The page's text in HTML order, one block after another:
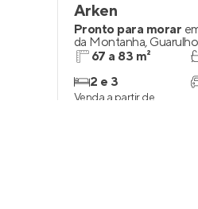
Arken
Pronto para morar
da Montanha,
67 a 83 m²
2 e 3
Venda a partir de